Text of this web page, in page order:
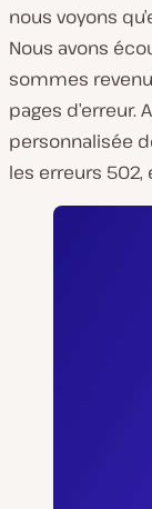
nous voyons
Nous avons
sommes
pages d’erreur.
personnalisée
les erreurs 502,